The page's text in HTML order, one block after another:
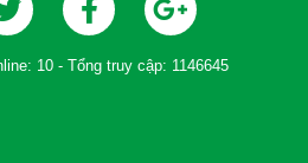
10 - Tổng truy cập: 1146645